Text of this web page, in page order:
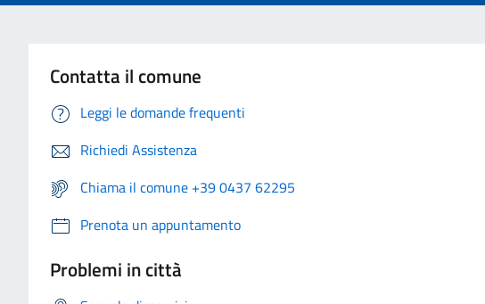
Contatta il comune
Leggi le domande frequenti
Richiedi Assistenza
Chiama il comune +39 0437 62295
Prenota un appuntamento
Problemi in città